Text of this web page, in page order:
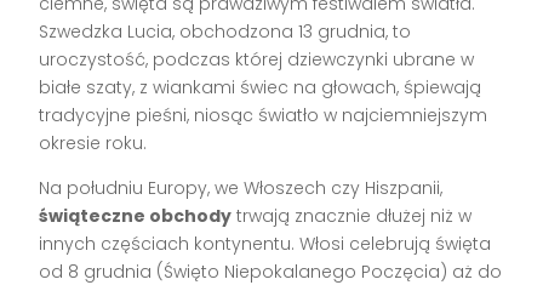
Szwedzka Lucia, obchodzona 13 grudnia, to
uroczystość, podczas której dziewczynki ubrane w
białe szaty, z wiankami świec na głowach, śpiewają
tradycyjne pieśni, niosąc światło w najciemniejszym
okresie roku.
Na południu Europy, we Włoszech czy Hiszpanii,
świąteczne obchody trwają znacznie dłużej niż w
innych częściach kontynentu. Włosi celebrują święta
od 8 grudnia (Święto Niepokalanego Poczęcia) aż do